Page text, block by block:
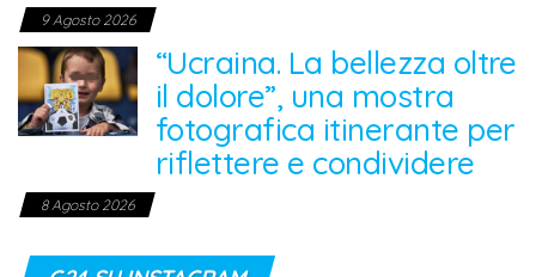
9 Agosto 2026
“Ucraina. La bellezza oltre
il dolore”, una mostra
fotografica itinerante per
riflettere e condividere
8 Agosto 2026